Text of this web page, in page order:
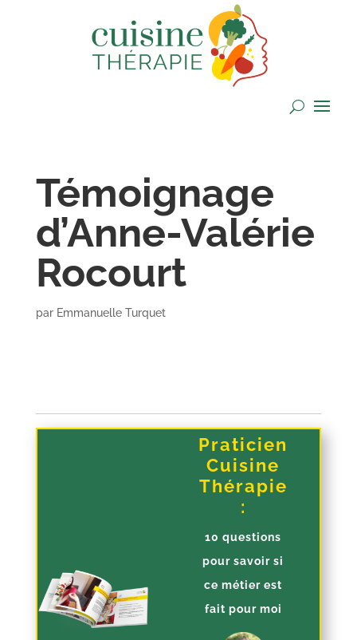
Témoignage
d’Anne-Valérie
Rocourt
par Emmanuelle Turquet
Praticien
Cuisine
Thérapie
:
10 questions
pour savoir si
ce métier est
fait pour moi